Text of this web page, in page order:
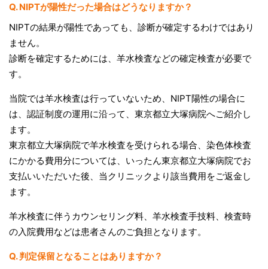
Q. NIPTが陽性だった場合はどうなりますか？
NIPTの結果が陽性であっても、診断が確定するわけではあり
ません。
診断を確定するためには、羊水検査などの確定検査が必要で
す。
当院では羊水検査は行っていないため、NIPT陽性の場合に
は、認証制度の運用に沿って、東京都立大塚病院へご紹介し
ます。
東京都立大塚病院で羊水検査を受けられる場合、染色体検査
にかかる費用分については、いったん東京都立大塚病院でお
支払いいただいた後、当クリニックより該当費用をご返金し
ます。
羊水検査に伴うカウンセリング料、羊水検査手技料、検査時
の入院費用などは患者さんのご負担となります。
Q. 判定保留となることはありますか？